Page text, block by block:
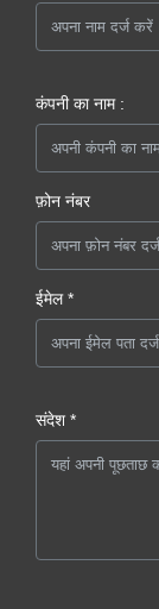
कंपनी का नाम :
फ़ोन नंबर
ईमेल *
संदेश *